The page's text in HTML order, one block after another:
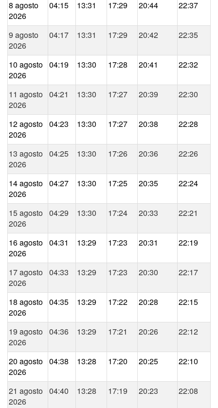
8 agosto
2026
04:15 13:31 17:29 20:44 22:37
9 agosto
2026
04:17 13:31 17:29 20:42 22:35
10 agosto
2026
04:19 13:30 17:28 20:41 22:32
11 agosto
2026
04:21 13:30 17:27 20:39 22:30
12 agosto
2026
04:23 13:30 17:27 20:38 22:28
13 agosto
2026
04:25 13:30 17:26 20:36 22:26
14 agosto
2026
04:27 13:30 17:25 20:35 22:24
15 agosto
2026
04:29 13:30 17:24 20:33 22:21
16 agosto
2026
04:31 13:29 17:23 20:31 22:19
17 agosto
2026
04:33 13:29 17:23 20:30 22:17
18 agosto
2026
04:35 13:29 17:22 20:28 22:15
19 agosto
2026
04:36 13:29 17:21 20:26 22:12
20 agosto
2026
04:38 13:28 17:20 20:25 22:10
21 agosto
2026
04:40 13:28 17:19 20:23 22:08